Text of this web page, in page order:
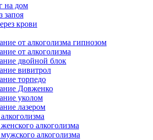
на дом
запоя
крови
от алкоголизма гипнозом
от алкоголизма
двойной блок
вивитрол
торпедо
Довженко
уколом
лазером
алкоголизма
алкоголизма